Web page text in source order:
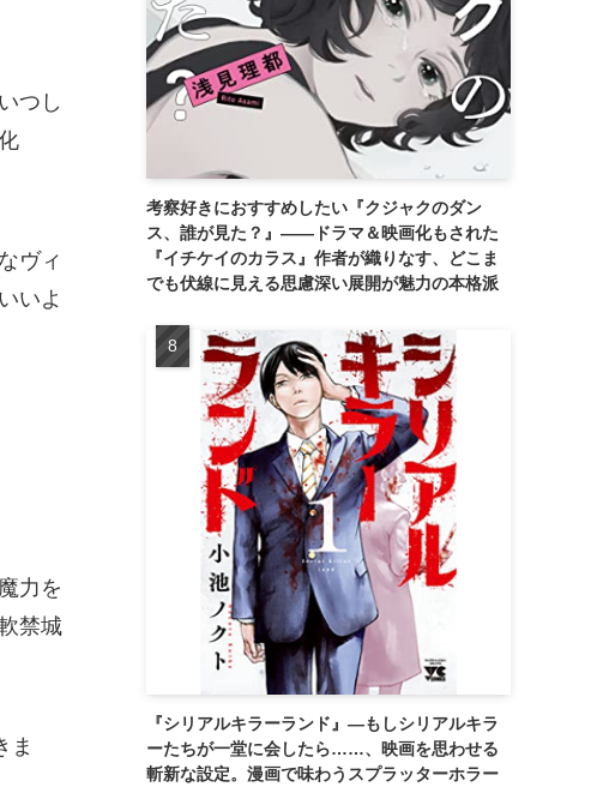
つし
ヴィ
いよ
力を
禁城
ま
考察好きにおすすめしたい『クジャクのダン
ス、誰が見た？』――ドラマ＆映画化もされた
『イチケイのカラス』作者が織りなす、どこま
でも伏線に見える思慮深い展開が魅力の本格派
『シリアルキラーランド』―もしシリアルキラ
ーたちが一堂に会したら……、映画を思わせる
斬新な設定。漫画で味わうスプラッターホラー